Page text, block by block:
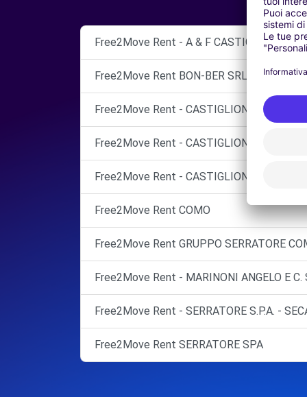
Free2Move Rent - A & F CASTIGLIONI SRL
Free2Move Rent BON-BER SRL
Free2Move Rent - CASTIGLIONI SRL -
Free2Move Rent - CASTIGLIONI SRL -
Free2Move Rent - CASTIGLIONI SRL -
Free2Move Rent COMO
Free2Move Rent GRUPPO SERRATORE
Free2Move Rent - MARINONI ANGELO E C.
Free2Move Rent - SERRATORE S.P.A. -
Free2Move Rent SERRATORE SPA